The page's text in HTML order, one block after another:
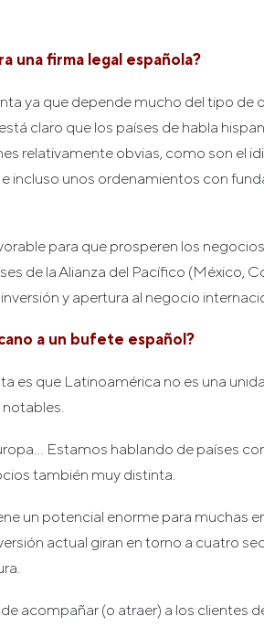
una firma legal española?
ya que depende mucho del tipo de
claro que los países de habla
relativamente obvias, como son el
incluso unos ordenamientos con
para que prosperen los
de la Alianza del Pacífico (México,
y apertura al negocio
a un bufete español?
es que Latinoamérica no es una
Estamos hablando de países
también muy distinta.
un potencial enorme para muchas
actual giran en torno a cuatro
acompañar (o atraer) a los clientes